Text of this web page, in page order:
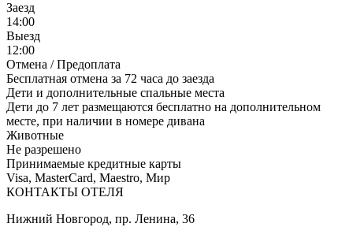
Заезд
14:00
Выезд
12:00
Отмена / Предоплата
Бесплатная отмена за 72 часа до заезда
Дети и дополнительные спальные места
Дети до 7 лет размещаются бесплатно на дополнительном
месте, при наличии в номере дивана
Животные
Не разрешено
Принимаемые кредитные карты
Visa, MasterCard, Maestro, Мир
КОНТАКТЫ ОТЕЛЯ
Нижний Новгород, пр. Ленина, 36